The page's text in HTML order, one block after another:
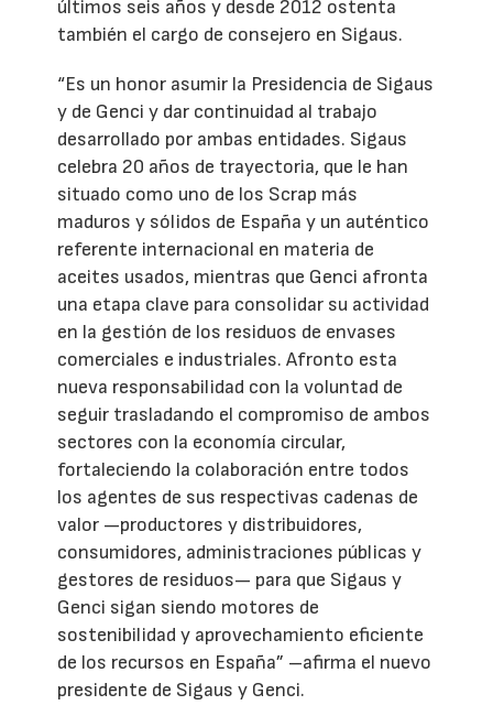
últimos seis años y desde 2012 ostenta
también el cargo de consejero en Sigaus.
“Es un honor asumir la Presidencia de Sigaus
y de Genci y dar continuidad al trabajo
desarrollado por ambas entidades. Sigaus
celebra 20 años de trayectoria, que le han
situado como uno de los Scrap más
maduros y sólidos de España y un auténtico
referente internacional en materia de
aceites usados, mientras que Genci afronta
una etapa clave para consolidar su actividad
en la gestión de los residuos de envases
comerciales e industriales. Afronto esta
nueva responsabilidad con la voluntad de
seguir trasladando el compromiso de ambos
sectores con la economía circular,
fortaleciendo la colaboración entre todos
los agentes de sus respectivas cadenas de
valor —productores y distribuidores,
consumidores, administraciones públicas y
gestores de residuos— para que Sigaus y
Genci sigan siendo motores de
sostenibilidad y aprovechamiento eficiente
de los recursos en España” –afirma el nuevo
presidente de Sigaus y Genci.